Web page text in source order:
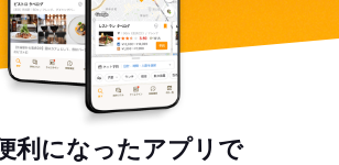
利になったアプリで